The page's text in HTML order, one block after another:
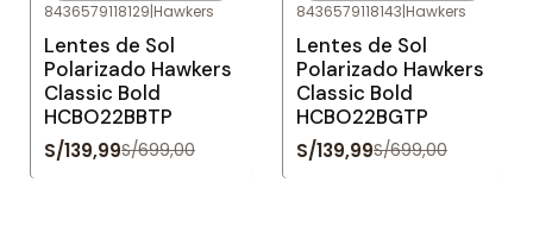
Agotado
8436579118129|Hawkers
Lentes de Sol
Polarizado Hawkers
Classic Bold
HCBO22BBTP
S/139,99S/699,00
Agotado
8436579118143|Hawkers
Lentes de Sol
Polarizado Hawkers
Classic Bold
HCBO22BGTP
S/139,99S/699,00